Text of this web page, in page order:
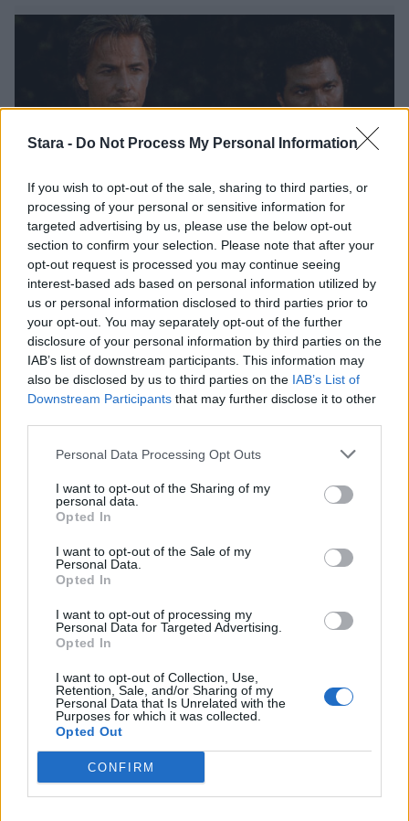
Stara - Do Not Process My Personal Information
If you wish to opt-out of the sale, sharing to third parties, or
processing of your personal or sensitive information for
targeted advertising by us, please use the below opt-out
section to confirm your selection. Please note that after your
opt-out request is processed you may continue seeing
interest-based ads based on personal information utilized by
us or personal information disclosed to third parties prior to
your opt-out. You may separately opt-out of the further
disclosure of your personal information by third parties on the
IAB’s list of downstream participants. This information may
also be disclosed by us to third parties on the IAB’s List of
Downstream Participants that may further disclose it to other
Personal Data Processing Opt Outs
I want to opt-out of the Sharing of my
personal data.
Opted In
I want to opt-out of the Sale of my
Personal Data.
Opted In
I want to opt-out of processing my
Personal Data for Targeted Advertising.
Opted In
I want to opt-out of Collection, Use,
Retention, Sale, and/or Sharing of my
Personal Data that Is Unrelated with the
Purposes for which it was collected.
Opted Out
CONFIRM
Viihdeuutiset
2.5.2025, 13:30
Uusi Miami Vice -elokuva
tulossa – puikoissa Top Gun -
ohjaaja
1980-luvun merkittävimpiin tv-sarjoihin
kuuluva Miami Vice tekee uuden tulemisen.
Sarjan
Tietoa meistä
Tietosuojalauseke
Lähetä uutisvinkki
RSS-ohje
Yhteistyössä
Kesä!
Tyyliniekka